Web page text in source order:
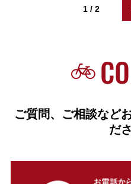
1 / 2
ご質問、ご相談など
だ